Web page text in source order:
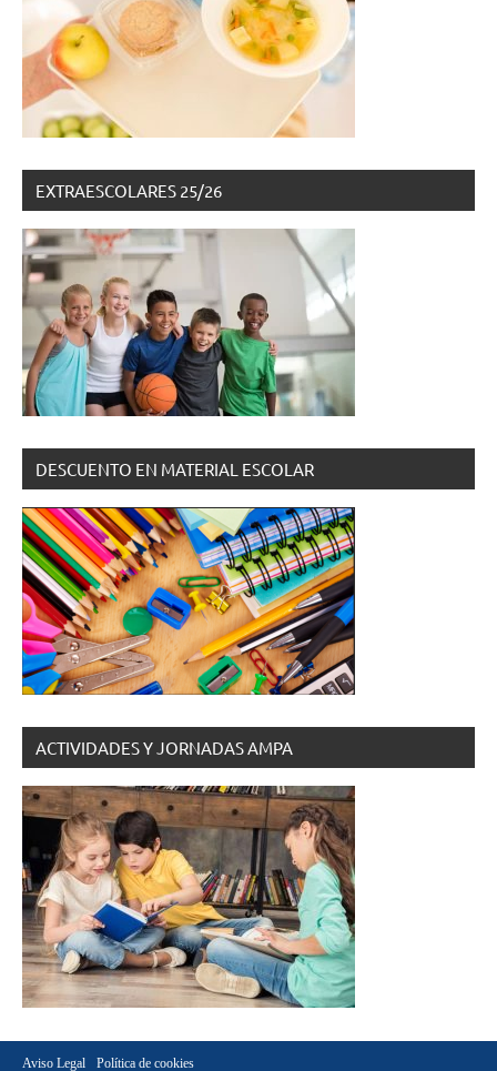
EXTRAESCOLARES 25/26
DESCUENTO EN MATERIAL ESCOLAR
ACTIVIDADES Y JORNADAS AMPA
Aviso Legal Política de cookies